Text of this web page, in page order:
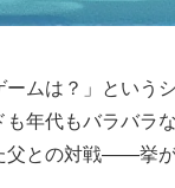
ームは？」とい
年代もバラバラ
父との対戦——挙